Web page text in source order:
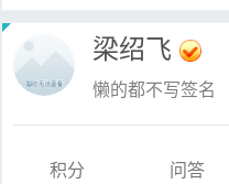
梁绍飞
懒的都不写签名
积分
问答